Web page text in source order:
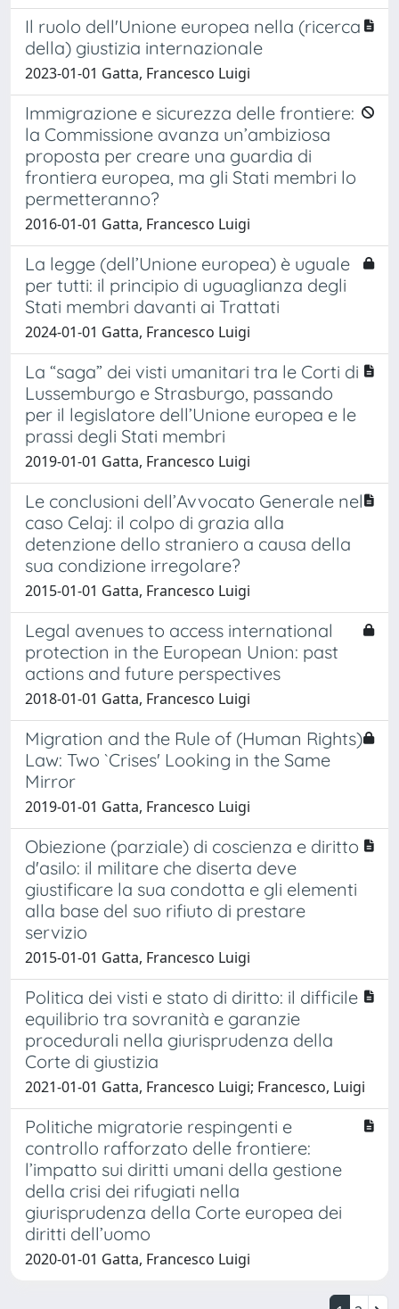
Il ruolo dell'Unione europea nella (ricerca
della) giustizia internazionale
2023-01-01 Gatta, Francesco Luigi
Immigrazione e sicurezza delle frontiere:
la Commissione avanza un’ambiziosa
proposta per creare una guardia di
frontiera europea, ma gli Stati membri lo
permetteranno?
2016-01-01 Gatta, Francesco Luigi
La legge (dell’Unione europea) è uguale
per tutti: il principio di uguaglianza degli
Stati membri davanti ai Trattati
2024-01-01 Gatta, Francesco Luigi
La “saga” dei visti umanitari tra le Corti di
Lussemburgo e Strasburgo, passando
per il legislatore dell’Unione europea e le
prassi degli Stati membri
2019-01-01 Gatta, Francesco Luigi
Le conclusioni dell’Avvocato Generale nel
caso Celaj: il colpo di grazia alla
detenzione dello straniero a causa della
sua condizione irregolare?
2015-01-01 Gatta, Francesco Luigi
Legal avenues to access international
protection in the European Union: past
actions and future perspectives
2018-01-01 Gatta, Francesco Luigi
Migration and the Rule of (Human Rights)
Law: Two `Crises' Looking in the Same
Mirror
2019-01-01 Gatta, Francesco Luigi
Obiezione (parziale) di coscienza e diritto
d'asilo: il militare che diserta deve
giustificare la sua condotta e gli elementi
alla base del suo rifiuto di prestare
servizio
2015-01-01 Gatta, Francesco Luigi
Politica dei visti e stato di diritto: il difficile
equilibrio tra sovranità e garanzie
procedurali nella giurisprudenza della
Corte di giustizia
2021-01-01 Gatta, Francesco Luigi; Francesco, Luigi
Politiche migratorie respingenti e
controllo rafforzato delle frontiere:
l’impatto sui diritti umani della gestione
della crisi dei rifugiati nella
giurisprudenza della Corte europea dei
diritti dell’uomo
2020-01-01 Gatta, Francesco Luigi